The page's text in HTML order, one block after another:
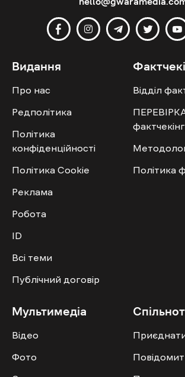
Видання
Про нас
Редполітика
Політика
конфіденційності
Політика Cookie
Реклама
Робота
ID
Всі теми
Публічний договір
Відділ
Політика
Мультимедіа
Відео
Фото